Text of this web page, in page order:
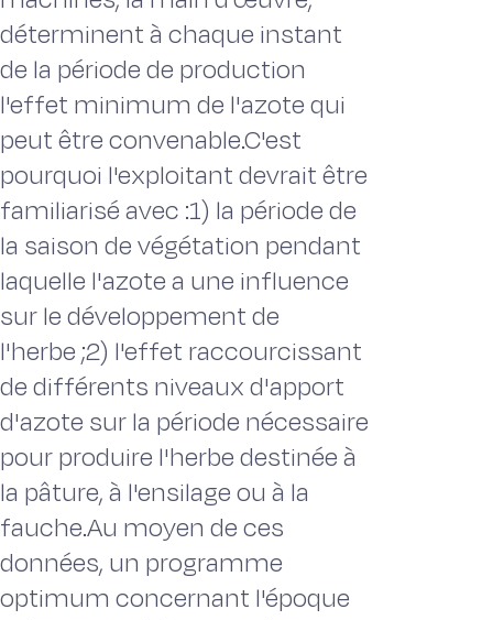
déterminent à chaque instant
de la période de production
l'effet minimum de l'azote qui
peut être convenable.C'est
pourquoi l'exploitant devrait être
familiarisé avec :1) la période de
la saison de végétation pendant
laquelle l'azote a une influence
sur le développement de
l'herbe ;2) l'effet raccourcissant
de différents niveaux d'apport
d'azote sur la période nécessaire
pour produire l'herbe destinée à
la pâture, à l'ensilage ou à la
fauche.Au moyen de ces
données, un programme
optimum concernant l'époque